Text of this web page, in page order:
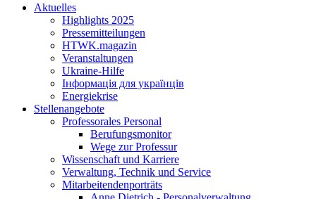
Aktuelles
Highlights 2025
Pressemitteilungen
HTWK.magazin
Veranstaltungen
Ukraine-Hilfe
Інформація для українців
Energiekrise
Stellenangebote
Professorales Personal
Berufungsmonitor
Wege zur Professur
Wissenschaft und Karriere
Verwaltung, Technik und Service
Mitarbeitendenporträts